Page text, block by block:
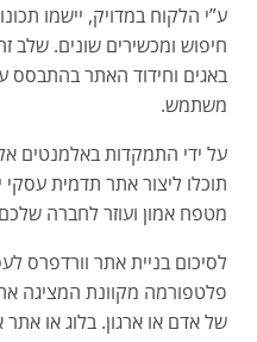
ע”י הלקוח במדויק, יישמו
באגים וחידוד האתר בהתבסס
משתמש.
על ידי התמקדות באלמנטים
תוכלו ליצור אתר תדמית
מטפח אמון ועוזר לחברה
לסיכום בניית אתר וורדפרס
פלטפורמה מקוונת המציגה
של אדם או ארגון. בלוג או